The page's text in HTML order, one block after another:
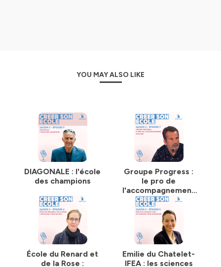
YOU MAY ALSO LIKE
DIAGONALE : l'école
des champions
Groupe Progress :
le pro de
l'accompagnement
scolaire
École du Renard et
de la Rose :
Emilie du Chatelet-
IFEA : les sciences